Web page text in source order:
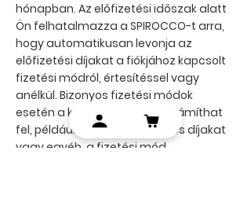
hónapban. Az előfizetési időszak alatt
Ön felhatalmazza a SPIROCCO-t arra,
hogy automatikusan levonja az
előfizetési díjakat a fiókjához kapcsolt
fizetési módról, értesítéssel vagy
anélkül. Bizonyos fizetési módok
esetén a kibocsátó díjakat számíthat
fel, például külföldi tranzakciós díjakat
vagy egyéb, a fizetési mód